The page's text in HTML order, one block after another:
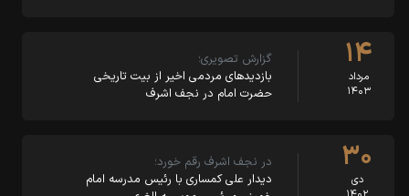
۱۴
مرداد
۱۴۰۳
گزارش تصویری؛
بازدیدهای مردمی اخیر از بیت تاریخی
حضرت امام در نجف اشرف
۳۰
دی
در نجف اشرف رقم خورد؛
دیدار علی کمساری با رئیس مدرسه امام